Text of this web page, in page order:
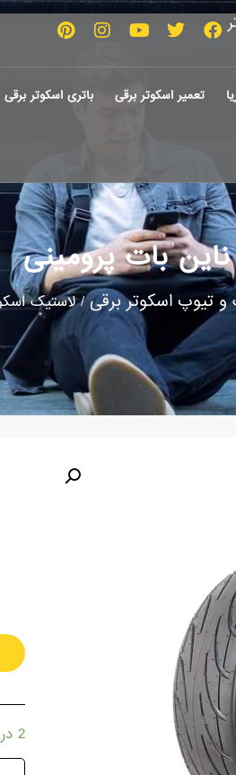
تعمیر اسکوتر برقی باتری اسکوتر برقی
بات پرومینی
و تیوپ اسکوتر برقی/ لاستیک
2 در انبار